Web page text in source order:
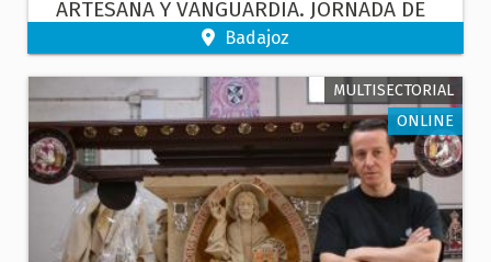
ARTESANA Y VANGUARDIA. JORNADA DE
PUERTAS ABIERTAS Y EXPOSICIÓN DE
Badajoz
MULTISECTORIAL
ONLINE